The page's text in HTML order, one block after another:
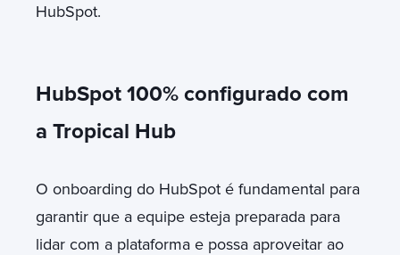
HubSpot.
HubSpot 100% configurado com
a Tropical Hub
O onboarding do HubSpot é fundamental para
garantir que a equipe esteja preparada para
lidar com a plataforma e possa aproveitar ao